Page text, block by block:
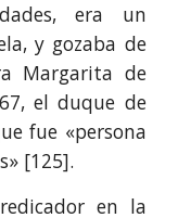
era un
y gozaba de
Margarita de
el duque de
fue «persona
» [125].
en la